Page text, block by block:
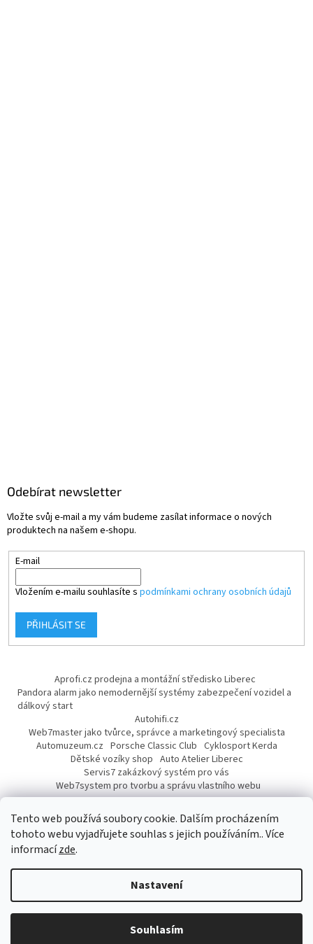
Tento web používá soubory cookie. Dalším procházením
tohoto webu vyjadřujete souhlas s jejich používáním.. Více
informacízde.
Nastavení
Souhlasím
Odebírat newsletter
Vložte svůj e-mail a my vám budeme zasílat informace o nových
produktech na našem e-shopu.
E-mail
Vložením e-mailu souhlasíte s podmínkami ochrany osobních údajů
PŘIHLÁSIT SE
Aprofi.cz prodejna a montážní středisko Liberec
Pandora alarm jako nemodernější systémy zabezpečení vozidel a
dálkový start
Autohifi.cz
Web7master jako tvůrce, správce a marketingový specialista
Automuzeum.cz Porsche Classic Club Cyklosport Kerda
Dětské vozíky shop Auto Atelier Liberec
Servis7 zakázkový systém pro vás
Web7system pro tvorbu a správu vlastního webu
Dárek
Copyright 2026AUTOPROFI CZ. Všechna práva vyhrazena.Upravit
nastavení cookies